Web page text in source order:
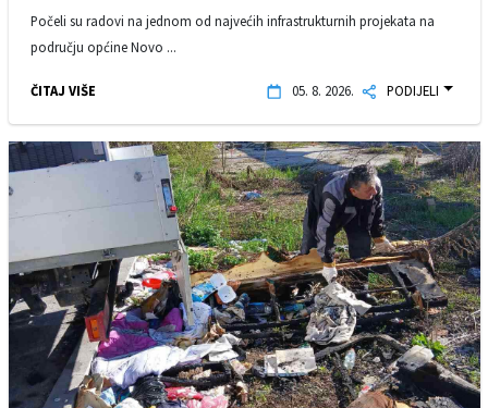
Počeli su radovi na jednom od najvećih infrastrukturnih projekata na
području općine Novo ...
ČITAJ VIŠE 05. 8. 2026. PODIJELI